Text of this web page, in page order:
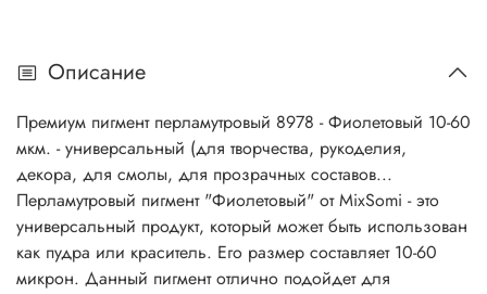
работы, дизайн интерьера, художественная ковка,
бумажная промышленность, мототюнинг, велотюнинг,
производство пластмасс, полимерные композиции,
архитектурный дизайн, производство обоев,
полиграфическая промышленность, лакокрасочная
промышленность, окрашивание резинотехнических
изделий. И многое другое... Основной компонент многих
перламутровых пигментов - природная минеральная
Описание
Премиум пигмент перламутровый 8978 - Фиолетовый 10-60
мкм. - универсальный (для творчества, рукоделия,
декора, для смолы, для прозрачных составов...
Перламутровый пигмент "Фиолетовый" от MixSomi - это
универсальный продукт, который может быть использован
как пудра или краситель. Его размер составляет 10-60
микрон. Данный пигмент отлично подойдет для